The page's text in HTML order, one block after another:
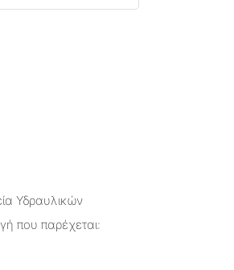
Υδραυλικών
που παρέχεται: